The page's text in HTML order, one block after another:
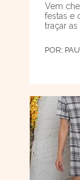
Vem
festas e
traçar as
POR: